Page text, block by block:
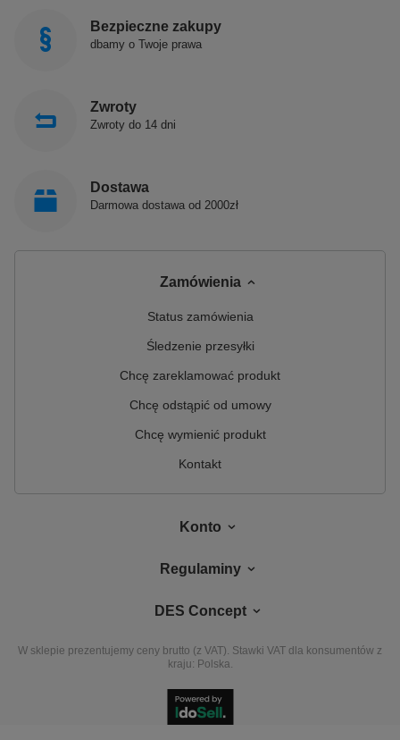
Bezpieczne zakupy
dbamy o Twoje prawa
Zwroty
Zwroty do 14 dni
Dostawa
Darmowa dostawa od 2000zł
Zamówienia
Status zamówienia
Śledzenie przesyłki
Chcę zareklamować produkt
Chcę odstąpić od umowy
Chcę wymienić produkt
Kontakt
Konto
Regulaminy
DES Concept
W sklepie prezentujemy ceny brutto (z VAT). Stawki VAT dla konsumentów z
kraju: Polska.